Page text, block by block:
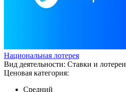
Национальная лотерея
Вид деятельности: Ставки и лотереи
Ценовая категория:
Средний